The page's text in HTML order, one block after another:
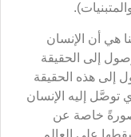
هي أن الإنسان
إلى الحقيقة
إلى هذه الحقيقة
توصَّل إليه الإنسان
صورةً خاصة عن
على العالم